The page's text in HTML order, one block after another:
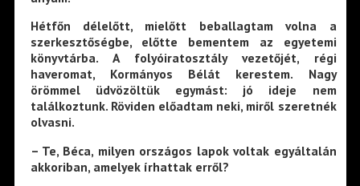
Hétfőn délelőtt, mielőtt beballagtam volna a
szerkesztőségbe, előtte bementem az egyetemi
könyvtárba. A folyóiratosztály vezetőjét, régi
haveromat, Kormányos Bélát kerestem. Nagy
örömmel üdvözöltük egymást: jó ideje nem
találkoztunk. Röviden előadtam neki, miről szeretnék
olvasni.
– Te, Béca, milyen országos lapok voltak egyáltalán
akkoriban, amelyek írhattak erről?